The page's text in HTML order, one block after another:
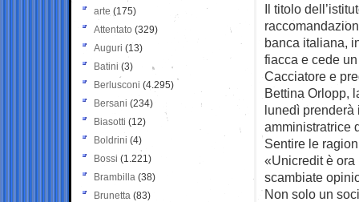
Il titolo
banca italiana,
fiacca e cede
Cacciatore e
Bettina Orlopp,
lunedì prenderà
amministratrice
Sentire le
«Unicredit è ora
scambiate
Non solo un
arte (175)
Attentato (329)
Auguri (13)
Batini (3)
Berlusconi (4.295)
Bersani (234)
Biasotti (12)
Boldrini (4)
Bossi (1.221)
Brambilla (38)
Brunetta (83)